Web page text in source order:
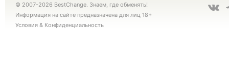
© 2007-2026 BestChange. Знаем, где обменять!
Информация на сайте предназначена для лиц 18+
Условия & Конфиденциальность